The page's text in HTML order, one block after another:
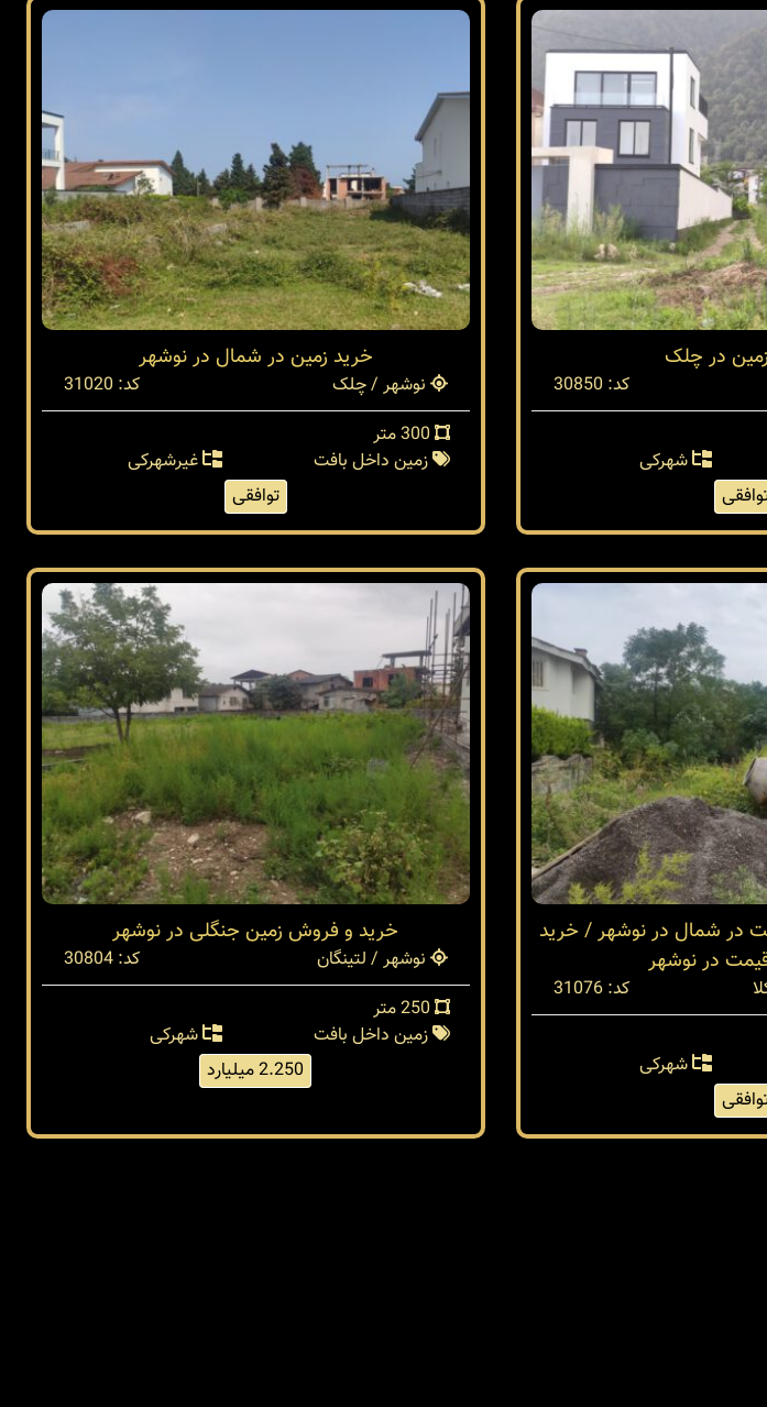
در چلک
کد: 30850
شهرکی
خرید زمین در شمال در نوشهر
نوشهر / چلک
کد: 31020
زمین داخل بافت
غیرشهرکی
توافقی
در شمال در نوشهر / خرید
در نوشهر
کد: 31076
شهرکی
خرید و فروش زمین جنگلی در نوشهر
نوشهر / لتینگان
کد: 30804
زمین داخل بافت
شهرکی
2.250 میلیارد